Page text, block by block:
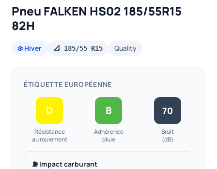
Pneu FALKEN HS02 185/55R15
82H
❄️ Hiver 📐 185/55 R15 Quality
ÉTIQUETTE EUROPÉENNE
D
Résistance
au roulement
B
Adhérence
pluie
70
Bruit
(dB)
⛽ Impact carburant